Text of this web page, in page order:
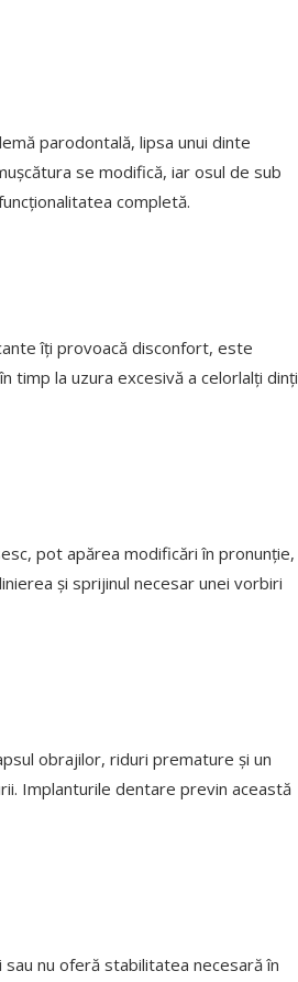
parodontală, lipsa unui dinte
se modifică, iar osul de sub
completă.
îți provoacă disconfort, este
timp la uzura excesivă a celorlalți dinți
pot apărea modificări în pronunție,
și sprijinul necesar unei vorbiri
obrajilor, riduri premature și un
Implanturile dentare previn această
nu oferă stabilitatea necesară în